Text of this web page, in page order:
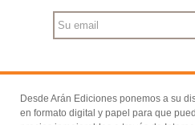
Desde Arán Ediciones ponemos a su
en formato digital y papel para que